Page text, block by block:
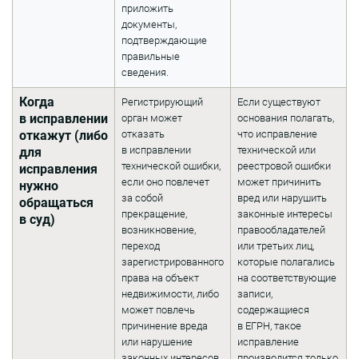
приложить
документы,
подтверждающие
правильные
сведения.
Когда
в исправлении
откажут (либо
для
исправления
нужно
обращаться
в суд)
Регистрирующий
орган может
отказать
в исправлении
технической ошибки,
если оно повлечет
за собой
прекращение,
возникновение,
переход
зарегистрированного
права на объект
недвижимости, либо
может повлечь
причинение вреда
или нарушение
Если существуют
основания полагать,
что исправление
технической или
реестровой ошибки
может причинить
вред или нарушить
законные интересы
правообладателей
или третьих лиц,
которые полагались
на соответствующие
записи,
содержащиеся
в ЕГРН, такое
исправление